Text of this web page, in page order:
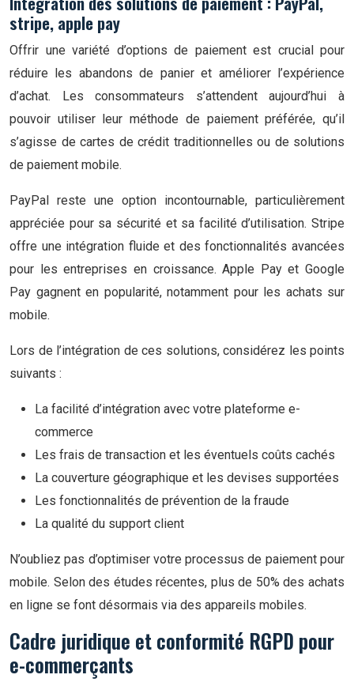
stripe, apple pay
Offrir une variété d’options de paiement est crucial pour
réduire les abandons de panier et améliorer l’expérience
d’achat. Les consommateurs s’attendent aujourd’hui à
pouvoir utiliser leur méthode de paiement préférée, qu’il
s’agisse de cartes de crédit traditionnelles ou de solutions
de paiement mobile.
PayPal reste une option incontournable, particulièrement
appréciée pour sa sécurité et sa facilité d’utilisation. Stripe
offre une intégration fluide et des fonctionnalités avancées
pour les entreprises en croissance. Apple Pay et Google
Pay gagnent en popularité, notamment pour les achats sur
mobile.
Lors de l’intégration de ces solutions, considérez les points
suivants :
La facilité d’intégration avec votre plateforme e-
commerce
Les frais de transaction et les éventuels coûts cachés
La couverture géographique et les devises supportées
Les fonctionnalités de prévention de la fraude
La qualité du support client
N’oubliez pas d’optimiser votre processus de paiement pour
mobile. Selon des études récentes, plus de 50% des achats
en ligne se font désormais via des appareils mobiles.
Cadre juridique et conformité RGPD pour
e-commerçants